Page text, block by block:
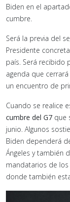
Biden en el
cumbre.
Será la previa del
Presidente
país. Será recibido
agenda que
un encuentro de
Cuando se realice
cumbre del G7 que
junio. Algunos
Biden dependerá
Ángeles y también
mandatarios de
donde también